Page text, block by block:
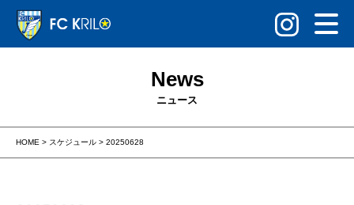
News
ニュース
HOME > スケジュール > 20250628